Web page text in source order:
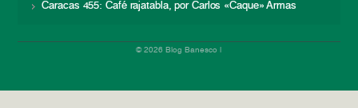
Caracas 455: Café rajatabla, por Carlos «Caque» Armas
© 2026 Blog Banesco |